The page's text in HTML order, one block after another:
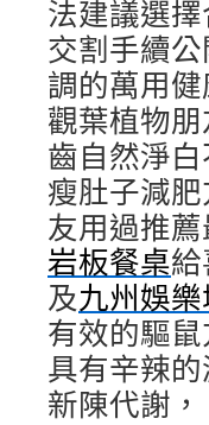
法建議選
交割手續
調的萬用
觀葉植物
齒自然淨
瘦肚子減
友用過推
岩板餐桌
及九州娛
有效的驅
具有辛辣
新陳代謝，